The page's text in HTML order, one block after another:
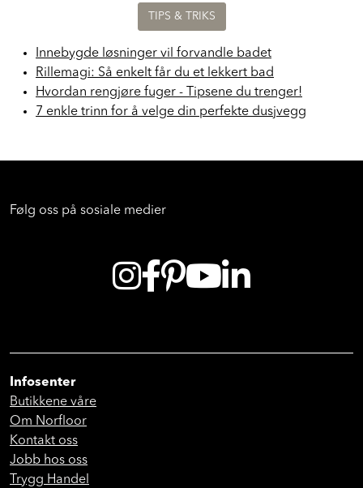
TIPS & TRIKS
Innebygde løsninger vil forvandle badet
Rillemagi: Så enkelt får du et lekkert bad
Hvordan rengjøre fuger - Tipsene du trenger!
7 enkle trinn for å velge din perfekte dusjvegg
Følg oss på sosiale medier
Infosenter
Butikkene våre
Om Norfloor
Kontakt oss
Jobb hos oss
Trygg Handel